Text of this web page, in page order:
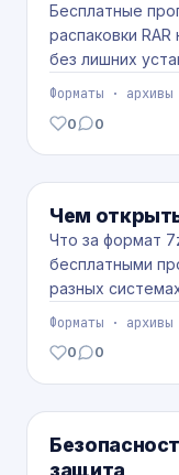
Бесплатные
распаковки
без лишних
Форматы · архивы
0
лайков
0
комментариев
ФОРМАТЫ
Чем
Что за формат
бесплатными
разных
Форматы · архивы
0
лайков
0
комментариев
БЕЗОПАСНОСТЬ
защита